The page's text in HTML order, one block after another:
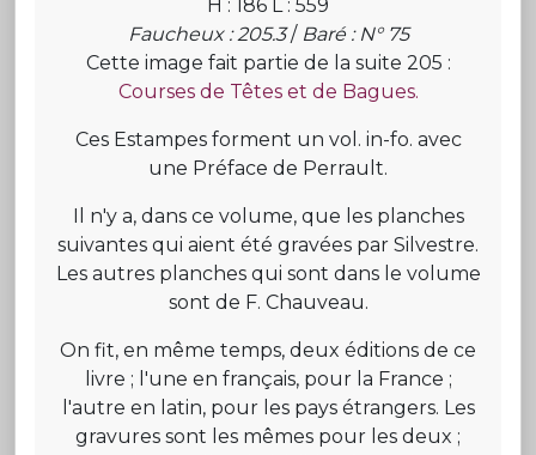
H : 186 L : 559
Faucheux : 205.3/ Baré : N° 75
Cette image fait partie de la suite 205 :
Courses de Têtes et de Bagues.
Ces Estampes forment un vol. in-fo. avec
une Préface de Perrault.
Il n'y a, dans ce volume, que les planches
suivantes qui aient été gravées par Silvestre.
Les autres planches qui sont dans le volume
sont de F. Chauveau.
On fit, en même temps, deux éditions de ce
livre ; l'une en français, pour la France ;
l'autre en latin, pour les pays étrangers. Les
gravures sont les mêmes pour les deux ;